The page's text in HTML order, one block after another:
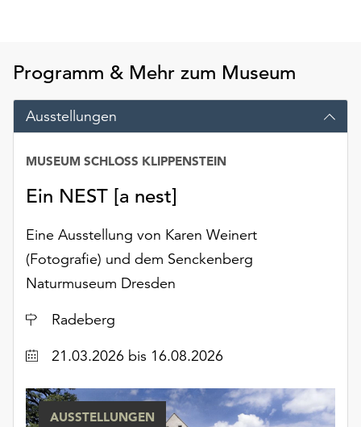
Möchten
Sie
die
verwendeten
anpassen,
erreichen
Sie
die
Einstellungen
über
die
„Auswählen“.
Weitere
Informationen
finden
Sie
Programm & Mehr zum Museum
Ausstellungen
Ein NEST [a nest]
MUSEUM SCHLOSS KLIPPENSTEIN
Eine Ausstellung von Karen Weinert
(Fotografie) und dem Senckenberg
Naturmuseum Dresden
Ort
Radeberg
Datum21.03.2026 bis 16.08.2026
AUSSTELLUNGEN